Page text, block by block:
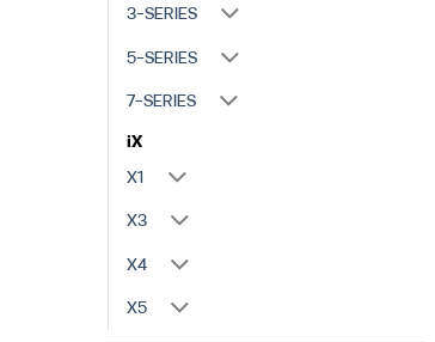
3-SERIES
5-SERIES
7-SERIES
iX
X1
X3
X4
X5